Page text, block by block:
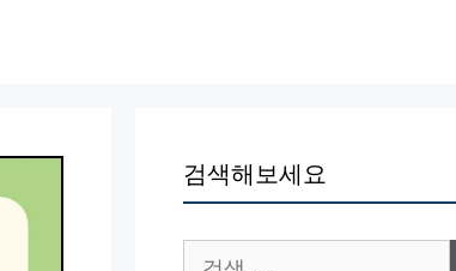
검색해보세요